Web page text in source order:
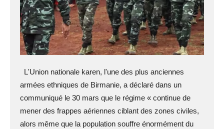
L'Union nationale karen, l'une des plus anciennes
armées ethniques de Birmanie, a déclaré dans un
communiqué le 30 mars que le régime « continue de
mener des frappes aériennes ciblant des zones civiles,
alors même que la population souffre énormément du